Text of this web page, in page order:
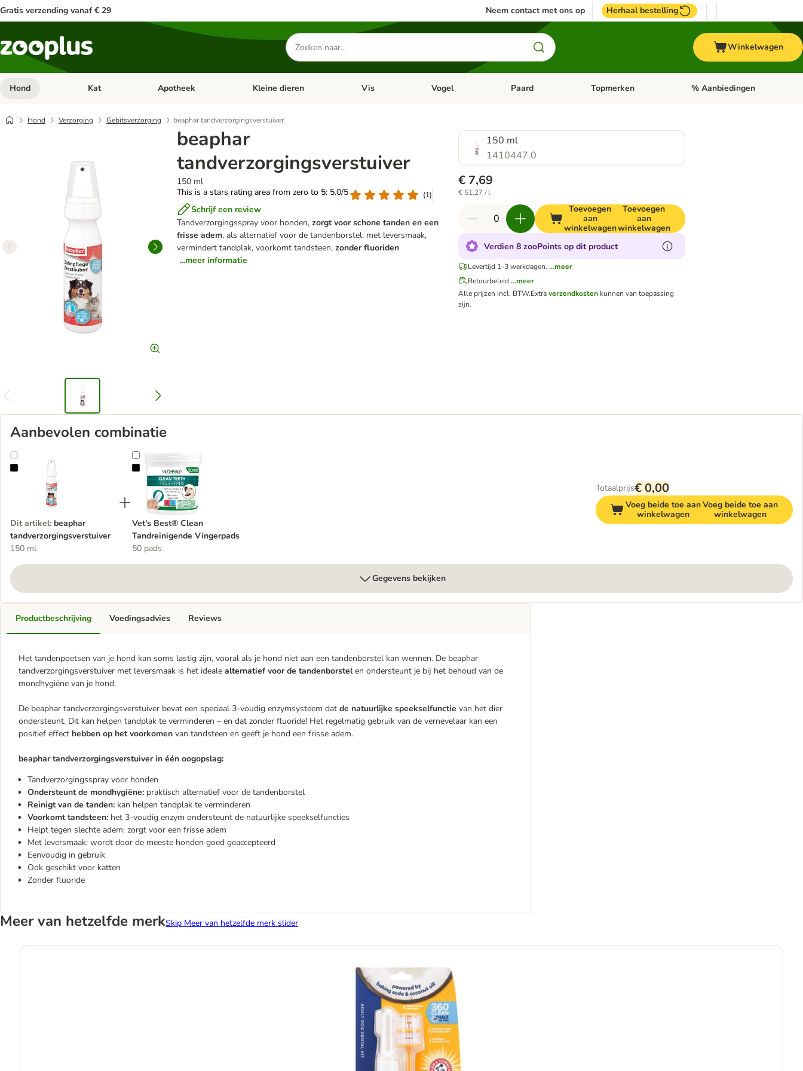
Gratis verzending vanaf € 29 Neem contact met ons op Herhaal bestelling
Zoeken
naar
producten
Winkelwagen
Hond Open categorie menu: Hond
Kat Open categorie menu: Kat
Apotheek Open categorie menu: Apotheek
Kleine dieren Open categorie menu: Kleine dieren
Vis Open categorie menu: Vis
Vogel Open categorie menu: Vogel
Paard Open categorie menu: Paard
Topmerken Open categorie menu:
% Aanbiedingen
Hond Verzorging Gebitsverzorging beaphar tandverzorgingsverstuiver
beaphar
tandverzorgingsverstuiver
150 ml
This is a stars rating area from zero to 5: 5.0/5
(1)
Schrijf een review
Tandverzorgingsspray voor honden, zorgt voor schone tanden en een
frisse adem, als alternatief voor de tandenborstel, met leversmaak,
vermindert tandplak, voorkomt tandsteen, zonder fluoriden
...meer informatie
150 ml
1410447.0
€ 7,69
€ 51,27 / l
Toevoegen
aan
winkelwagen
Toevoegen
aan
winkelwagen
Verdien 8 zooPoints op dit product
Levertijd 1-3 werkdagen. ...meer
Retourbeleid ...meer
Alle prijzen incl. BTW.Extraverzendkostenkunnen van toepassing
zijn.
Aanbevolen combinatie
beaphar tandverzorgingsverstuiver
Dit artikel: beaphar
tandverzorgingsverstuiver
150 ml
Vet's Best® Clean Tandreinigende Vingerpads
Vet's Best® Clean
Tandreinigende Vingerpads
50 pads
Totaalprijs€ 0,00
Voeg beide toe aan
winkelwagen
Voeg beide toe aan
winkelwagen
Gegevens bekijken
Productbeschrijving
Het tandenpoetsen van je hond kan soms lastig zijn, vooral als je hond niet aan een tandenborstel kan wennen. De beaphar
tandverzorgingsverstuiver met leversmaak is het ideale alternatief voor de tandenborstelen ondersteunt je bij het behoud van de
mondhygiëne van je hond.
De beaphar tandverzorgingsverstuiver bevat een speciaal 3-voudig enzymsysteem dat de natuurlijke speekselfunctie van het dier
ondersteunt. Dit kan helpen tandplak te verminderen – en dat zonder fluoride! Het regelmatig gebruik van de vernevelaar kan een
positief effect hebben op het voorkomen van tandsteen en geeft je hond een frisse adem.
beaphar tandverzorgingsverstuiver in één oogopslag:
Tandverzorgingsspray voor honden
Ondersteunt de mondhygiëne: praktisch alternatief voor de tandenborstel
Reinigt van de tanden: kan helpen tandplak te verminderen
Voorkomt tandsteen: het 3-voudig enzym ondersteunt de natuurlijke speekselfuncties
Helpt tegen slechte adem: zorgt voor een frisse adem
Met leversmaak: wordt door de meeste honden goed geaccepteerd
Eenvoudig in gebruik
Ook geschikt voor katten
Zonder fluoride
Voedingsadvies Reviews
Meer van hetzelfde merkSkip Meer van hetzelfde merk slider